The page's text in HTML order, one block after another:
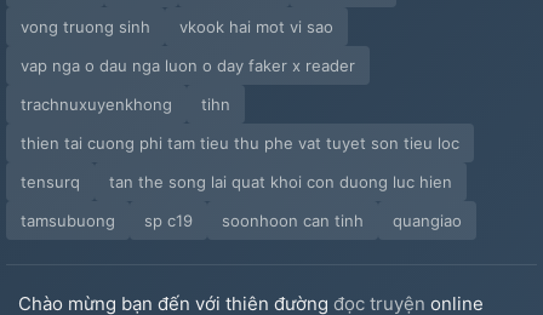
vong truong sinh
vkook hai mot vi sao
vap nga o dau nga luon o day faker x reader
trachnuxuyenkhong
tihn
thien tai cuong phi tam tieu thu phe vat tuyet son tieu loc
tensurq
tan the song lai quat khoi con duong luc hien
tamsubuong
sp c19 soonhoon can tinh quangiao
Chào mừng bạn đến với thiên đường đọc truyện online